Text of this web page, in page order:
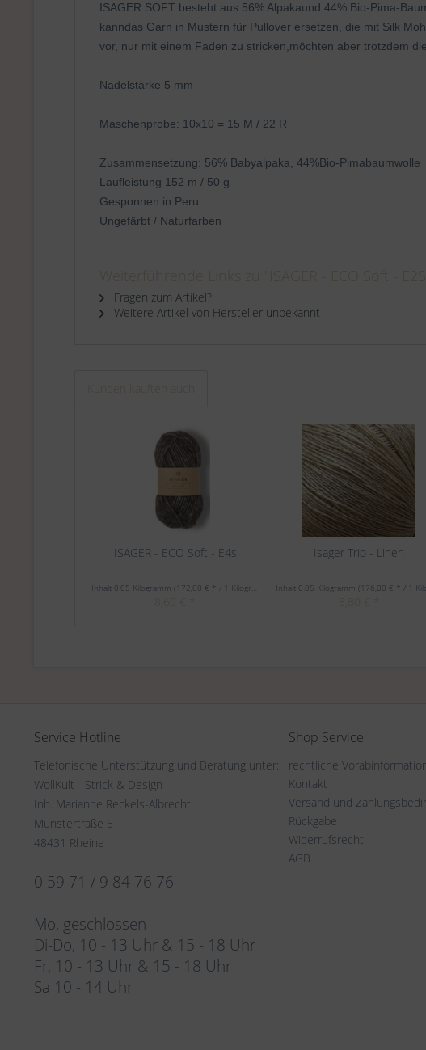
ISAGER SOFT besteht aus 56% Alpakaund 44% Bio-Pima-
kanndas Garn in Mustern für Pullover ersetzen, die mit Silk
vor, nur mit einem Faden zu stricken,möchten aber trotzdem
Nadelstärke 5 mm
Maschenprobe: 10x10 = 15 M / 22 R
Zusammensetzung: 56% Babyalpaka, 44%Bio-Pimabaumwolle
Laufleistung 152 m / 50 g
Gesponnen in Peru
Ungefärbt / Naturfarben
Fragen zum Artikel?
Weitere Artikel von Hersteller unbekannt
ISAGER - ECO Soft - E4s
Inhalt 0.05 Kilogramm (172,00 € * / 1 Kilogramm)
Isager Trio - Linen
Inhalt 0.05 Kilogramm (176,00 € * / 1
Service Hotline
Telefonische Unterstützung und Beratung unter:
WollKult - Strick & Design
Inh. Marianne Reckels-Albrecht
Münstertraße 5
48431 Rheine
0 59 71 / 9 84 76 76
Mo, geschlossen
Di-Do, 10 - 13 Uhr & 15 - 18 Uhr
Fr, 10 - 13 Uhr & 15 - 18 Uhr
Sa 10 - 14 Uhr
Shop Service
rechtliche
Kontakt
Versand und
Rückgabe
Widerrufsrecht
AGB